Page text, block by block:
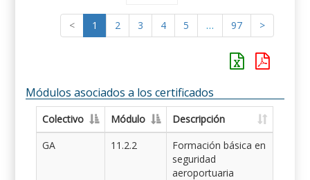
< 1 2 3 4 5 … 97 >
Módulos asociados a los certificados
Colectivo Módulo
Descripción
GA
11.2.2
Formación básica en
seguridad
aeroportuaria